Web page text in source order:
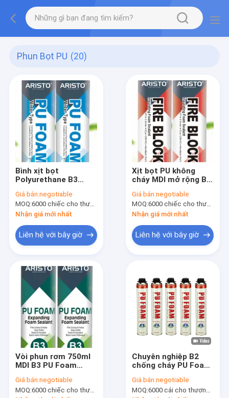
Phun Bọt PU (20)
Bình xịt bọt
Polyurethane B3
nhiệt độ thấp
Giá bán:negotiable
MOQ:6000 chiếc cho thương hiệu Aristo, 15000 chiếc cho thương hiệu khách hàng
Nhận giá mới nhất
Liên hệ với bây giờ
Xịt bọt PU không
cháy MDI mở rộng B2
Giá bán:negotiable
MOQ:6000 chiếc cho thương hiệu Aristo, 15000 chiếc cho thương hiệu khách hàng
Nhận giá mới nhất
Liên hệ với bây giờ
Vòi phun rơm 750ml
MDI B3 PU Foam
phần
Giá bán:negotiable
MOQ:6000 chiếc cho thương hiệu Aristo, 15000 chiếc cho thương hiệu khách hàng
Chuyên nghiệp B2
chống cháy PU Foam
Foam 750ml
Giá bán:negotiable
MOQ:6000 cái cho thương hiệu Aristo, 15000 cái cho thương hiệu của khách hàng